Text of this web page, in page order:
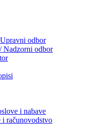
odbor
Nadzorni odbor
i nabave
računovodstvo